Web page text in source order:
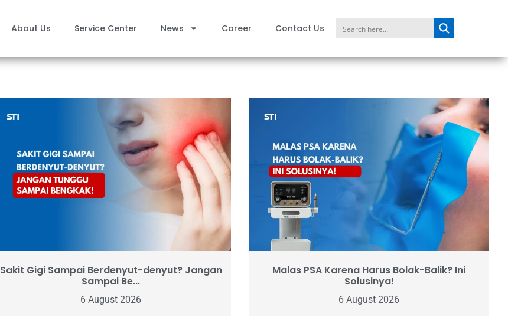
About Us Service Center News Career Contact Us
Sakit Gigi Sampai Berdenyut-denyut? Jangan
Sampai Be...
6 August 2026
Malas PSA Karena Harus Bolak-Balik? Ini
Solusinya!
6 August 2026